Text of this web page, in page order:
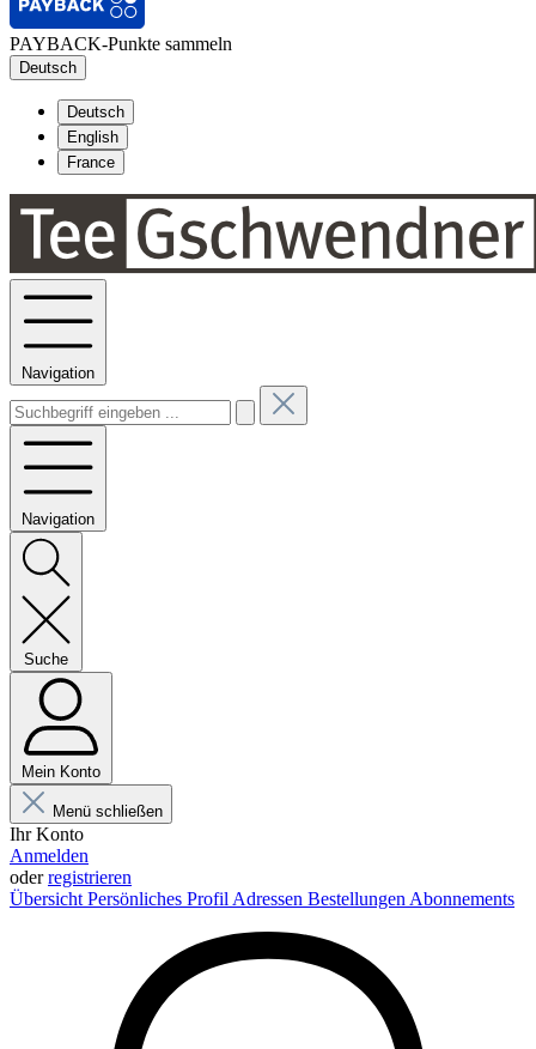
PAYBACK-Punkte sammeln
Deutsch
Deutsch
English
France
Navigation
Navigation
Suche
Mein Konto
Menü schließen
Ihr Konto
Anmelden
oderregistrieren
Übersicht Persönliches Profil Adressen Bestellungen Abonnements